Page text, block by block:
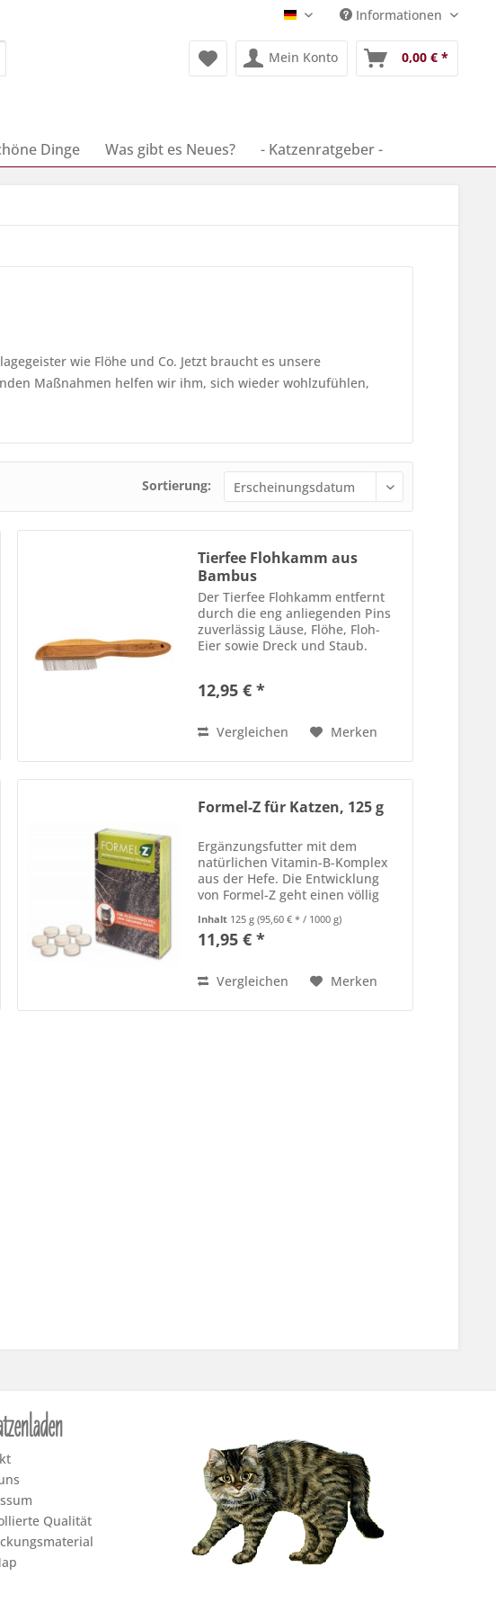
Deutsch Informationen
Mein Konto 0,00 € *
Dinge Was gibt es Neues? - Katzenratgeber -
wie Flöhe und Co. Jetzt braucht es unsere
Maßnahmen helfen wir ihm, sich wieder wohlzufühlen,
Sortierung:
Tierfee Flohkamm aus
Bambus
Der Tierfee Flohkamm entfernt
durch die eng anliegenden Pins
zuverlässig Läuse, Flöhe, Floh-
Eier sowie Dreck und Staub.
Blutzirkulation und verhindert
12,95 € *
Vergleichen Merken
Formel-Z für Katzen, 125 g
Ergänzungsfutter mit dem
natürlichen Vitamin-B-Komplex
aus der Hefe. Die Entwicklung
von Formel-Z geht einen völlig
Abwehr. Zecken, Milben und
Flöhe sind äußerst
setzt die...
Inhalt 125 g(95,60 € * / 1000 g)
11,95 € *
Vergleichen Merken
Qualität